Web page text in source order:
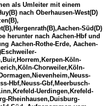
als Umleiter mit einem
nach Oberhausen-West(D)
Süd(D)
herunter nach Aachen-Hbf und
Aachen-Rothe-Erde, Aachen-
Köln-
Chorweiler,Köln-
Hbf,Neuss-Gbf,Meerbusch-
Uerdingen,Krefeld-
Rheinhausen,Duisburg-